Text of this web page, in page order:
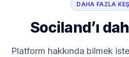
DAHA FAZLA
Sociland’ı
Platform hakkında bilmek